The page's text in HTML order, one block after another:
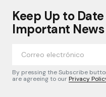
Keep Up to
Important News
By pressing the Subscribe
are agreeing to ourPrivacy